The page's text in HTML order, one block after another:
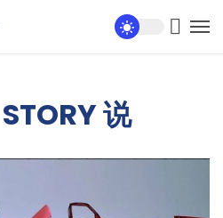
说